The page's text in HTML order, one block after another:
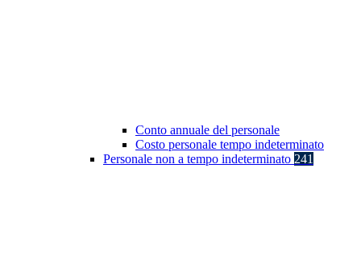
Conto annuale del personale
Costo personale tempo indeterminato
Personale non a tempo indeterminato 241